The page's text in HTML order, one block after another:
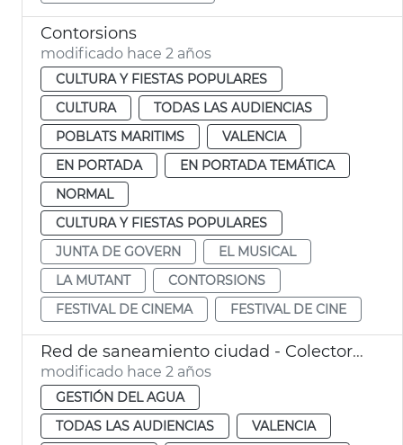
Contorsions
modificado hace 2 años
CULTURA Y FIESTAS POPULARES
CULTURA
TODAS LAS AUDIENCIAS
POBLATS MARITIMS
VALENCIA
EN PORTADA
EN PORTADA TEMÁTICA
NORMAL
CULTURA Y FIESTAS POPULARES
JUNTA DE GOVERN
EL MUSICAL
LA MUTANT
CONTORSIONS
FESTIVAL DE CINEMA
FESTIVAL DE CINE
Red de saneamiento ciudad - Colector Norte
modificado hace 2 años
GESTIÓN DEL AGUA
TODAS LAS AUDIENCIAS
VALENCIA